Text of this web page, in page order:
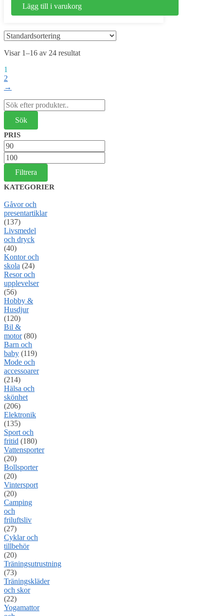
Lägg till i varukorg
Visar 1–16 av 24 resultat
1
2
→
Sök
efter:
PRIS
Min
pris
Max
pris
Filtrera
KATEGORIER
Gåvor och
presentartiklar
(137)
Livsmedel
och dryck
(40)
Kontor och
skola (24)
Resor och
upplevelser
(56)
Hobby &
Husdjur
(120)
Bil &
motor (80)
Barn och
baby (119)
Mode och
accessoarer
(214)
Hälsa och
skönhet
(206)
Elektronik
(135)
Sport och
fritid (180)
Vattensporter
(20)
Bollsporter
(20)
Vintersport
(20)
Camping
och
friluftsliv
(27)
Cyklar och
tillbehör
(20)
Träningsutrustning
(73)
Träningskläder
och skor
(22)
Yogamattor